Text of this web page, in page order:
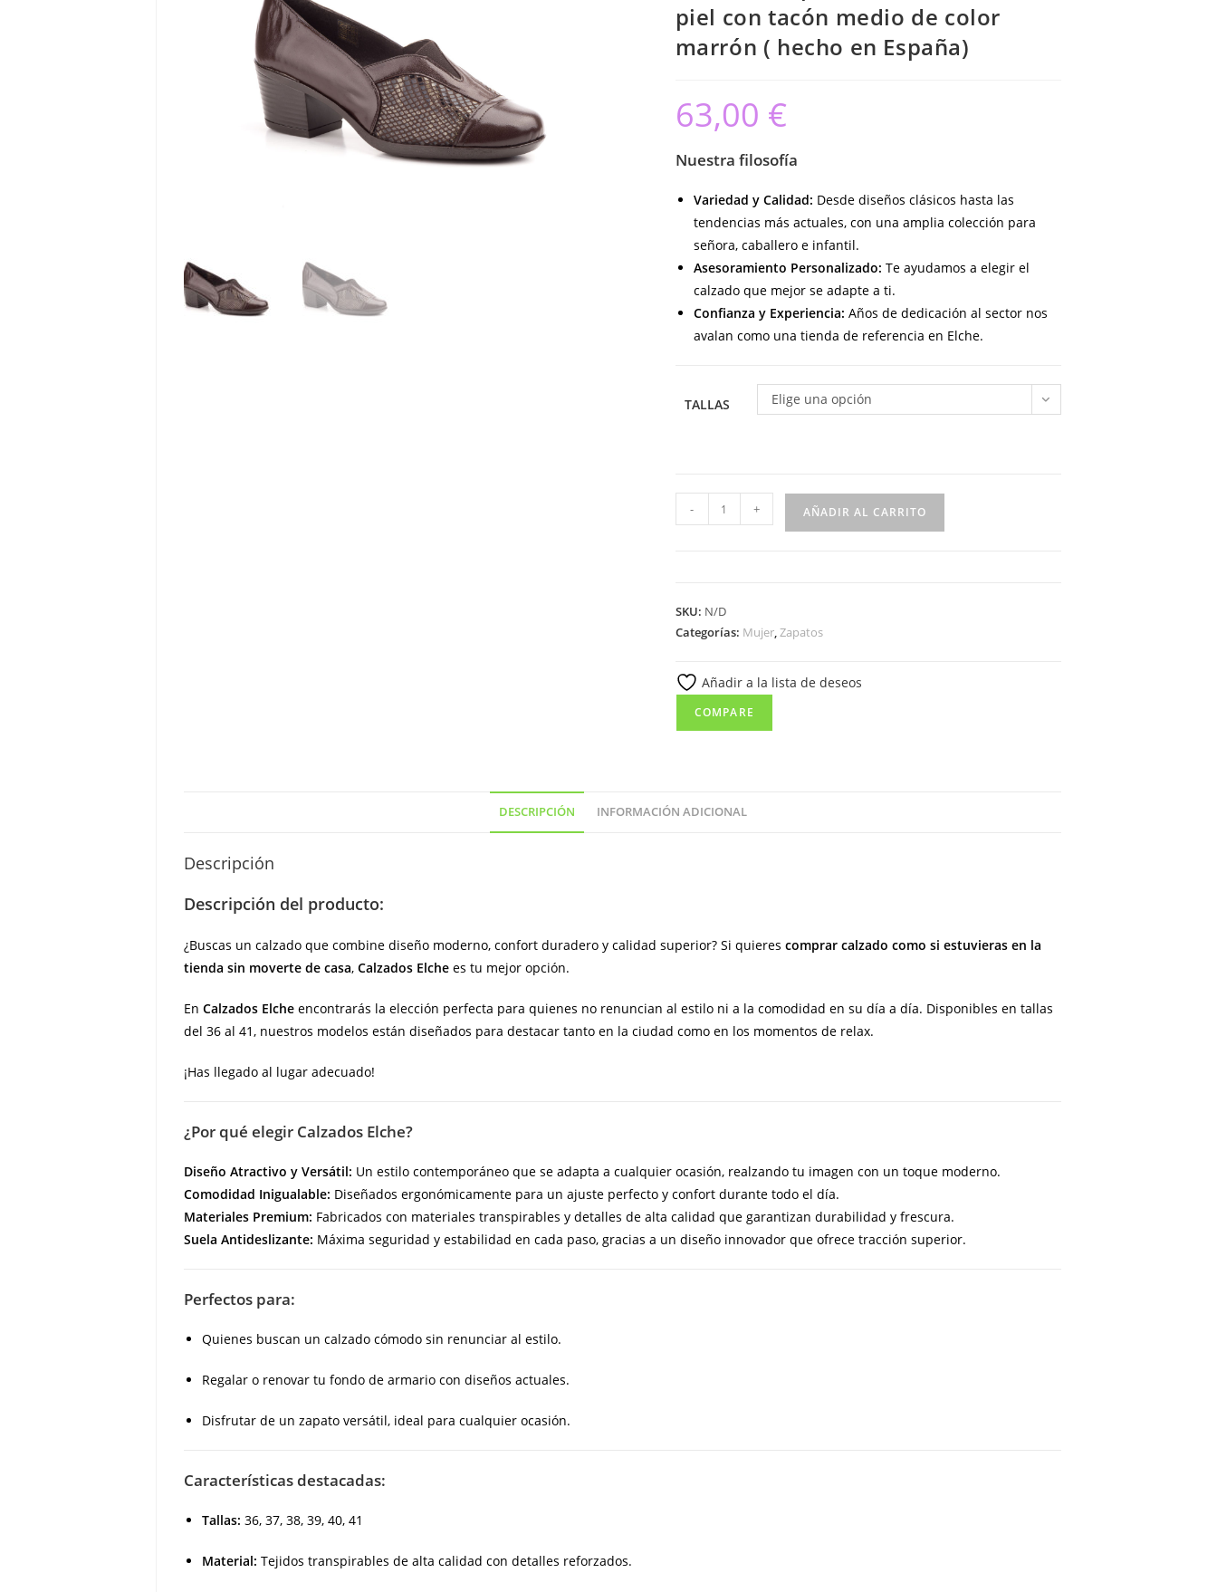
piel con tacón medio de color
marrón ( hecho en España)
63,00 €
Nuestra filosofía
Variedad y Calidad: Desde diseños clásicos hasta las
tendencias más actuales, con una amplia colección para
señora, caballero e infantil.
Asesoramiento Personalizado: Te ayudamos a elegir el
calzado que mejor se adapte a ti.
Confianza y Experiencia: Años de dedicación al sector nos
avalan como una tienda de referencia en Elche.
TALLAS Elige una opción
Salón
en
piel
tacón
medio
de
hecho
- + AÑADIR AL CARRITO
SKU: N/D
Categorías: Mujer,Zapatos
Añadir a la lista de deseos
COMPARE
DESCRIPCIÓN INFORMACIÓN ADICIONAL
Descripción
Descripción del producto:
¿Buscas un calzado que combine diseño moderno, confort duradero y calidad superior? Si quieres comprar calzado como si estuvieras en la
tienda sin moverte de casa, Calzados Elche es tu mejor opción.
En Calzados Elche encontrarás la elección perfecta para quienes no renuncian al estilo ni a la comodidad en su día a día. Disponibles en tallas
del 36 al 41, nuestros modelos están diseñados para destacar tanto en la ciudad como en los momentos de relax.
¡Has llegado al lugar adecuado!
¿Por qué elegir Calzados Elche?
Diseño Atractivo y Versátil: Un estilo contemporáneo que se adapta a cualquier ocasión, realzando tu imagen con un toque moderno.
Comodidad Inigualable: Diseñados ergonómicamente para un ajuste perfecto y confort durante todo el día.
Materiales Premium: Fabricados con materiales transpirables y detalles de alta calidad que garantizan durabilidad y frescura.
Suela Antideslizante: Máxima seguridad y estabilidad en cada paso, gracias a un diseño innovador que ofrece tracción superior.
Perfectos para:
Quienes buscan un calzado cómodo sin renunciar al estilo.
Regalar o renovar tu fondo de armario con diseños actuales.
Disfrutar de un zapato versátil, ideal para cualquier ocasión.
Características destacadas:
Tallas: 36, 37, 38, 39, 40, 41
Material: Tejidos transpirables de alta calidad con detalles reforzados.